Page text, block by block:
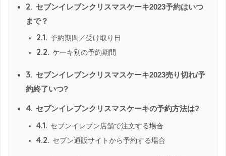
2. セブンイレブンクリスマスケーキ2023予約はいつ
まで？
2.1. 予約期間／受け取り日
2.2. ケーキ別の予約期間
3. セブンイレブンクリスマスケーキ2023売り切れ/予
約終了いつ?
4. セブンイレブンクリスマスケーキの予約方法は?
4.1. セブンイレブン店舗で注文する場合
4.2. セブン通販サイトから予約する場合